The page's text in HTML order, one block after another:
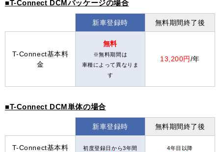
■T-Connect DCMパッケージの場合
新車登録時 無料期間終了後
T-Connect基本料
金
無料
※無料期間は
車種によって異なりま
す
13,200円/年
■T-Connect DCM単体の場合
新車登録時 無料期間終了後
T-Connect基本料
初度登録日から3年間 4年目以降